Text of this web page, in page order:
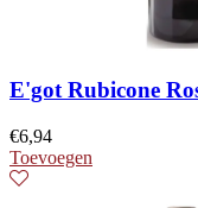
E'got Rubicone
€6,94
Toevoegen